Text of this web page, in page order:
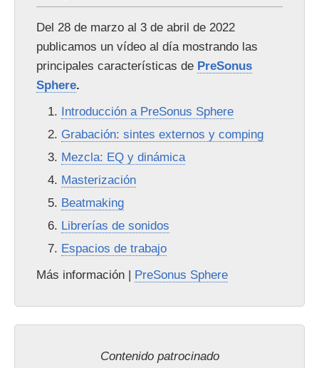
Del 28 de marzo al 3 de abril de 2022
publicamos un vídeo al día mostrando las
principales características de PreSonus
Sphere.
Introducción a PreSonus Sphere
Grabación: sintes externos y comping
Mezcla: EQ y dinámica
Masterización
Beatmaking
Librerías de sonidos
Espacios de trabajo
Más información | PreSonus Sphere
Contenido patrocinado